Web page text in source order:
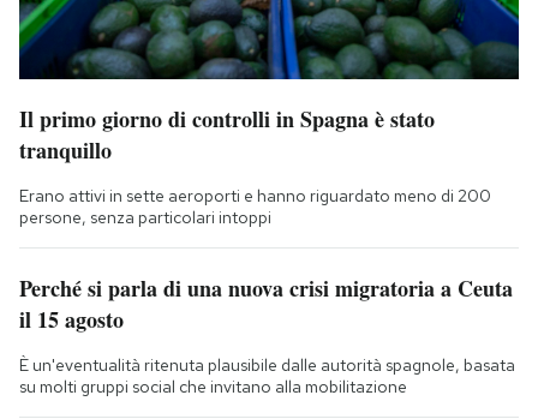
Il primo giorno di controlli in Spagna è stato
tranquillo
Erano attivi in sette aeroporti e hanno riguardato meno di 200
persone, senza particolari intoppi
Perché si parla di una nuova crisi migratoria a Ceuta
il 15 agosto
È un'eventualità ritenuta plausibile dalle autorità spagnole, basata
su molti gruppi social che invitano alla mobilitazione